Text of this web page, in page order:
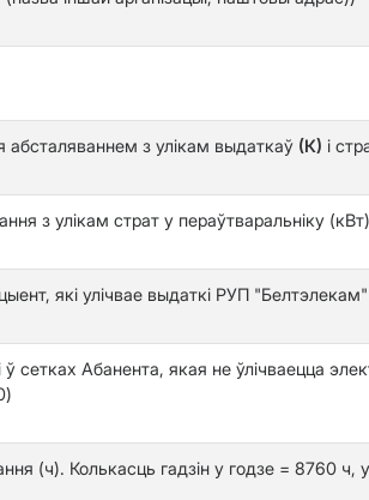
абсталяваннем з улікам выдаткаў (К) і
з улікам страт у пераўтваральніку
які улічвае выдаткі РУП
ў сетках Абанента, якая не ўлічваецца
(ч). Колькасць гадзін у годзе = 8760